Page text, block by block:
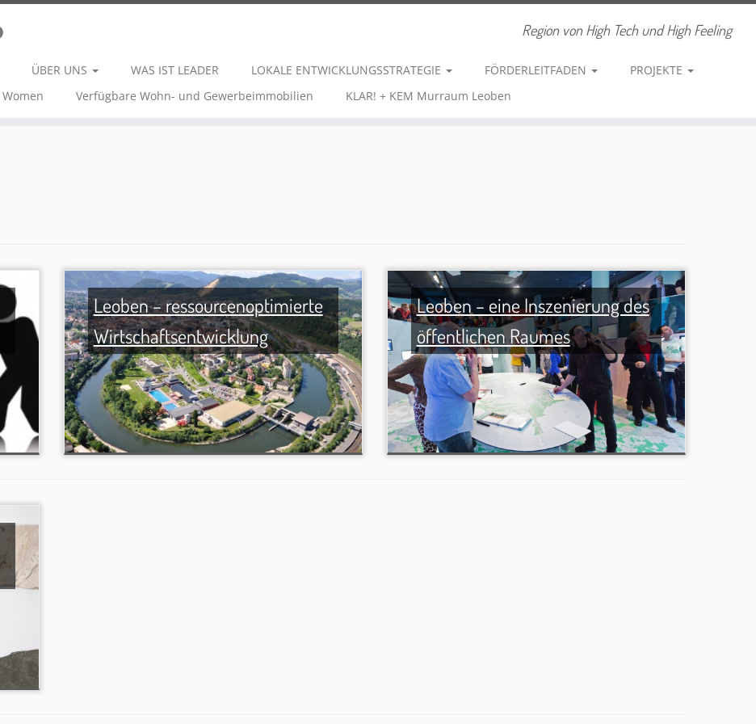
Region von High Tech und High Feeling
ÜBER UNS WAS IST LEADER LOKALE ENTWICKLUNGSSTRATEGIE FÖRDERLEITFADEN
PROJEKTE
Verfügbare Wohn- und Gewerbeimmobilien KLAR! + KEM Murraum Leoben
Leoben – ressourcenoptimierte
Wirtschaftsentwicklung
Leoben – eine Inszenierung des
öffentlichen Raumes